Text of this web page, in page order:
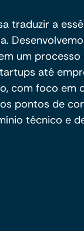
traduzir a
um processo
até
com foco em
pontos de
técnico e